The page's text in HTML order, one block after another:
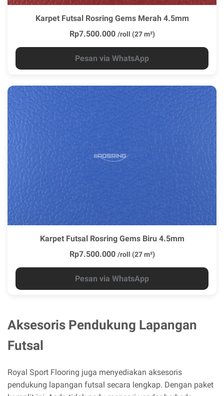
Karpet Futsal Rosring Gems Merah 4.5mm
Rp7.500.000 /roll (27 m²)
Pesan via WhatsApp
Karpet Futsal Rosring Gems Biru 4.5mm
Rp7.500.000 /roll (27 m²)
Pesan via WhatsApp
Aksesoris Pendukung Lapangan
Futsal
Royal Sport Flooring juga menyediakan aksesoris
pendukung lapangan futsal secara lengkap. Dengan paket